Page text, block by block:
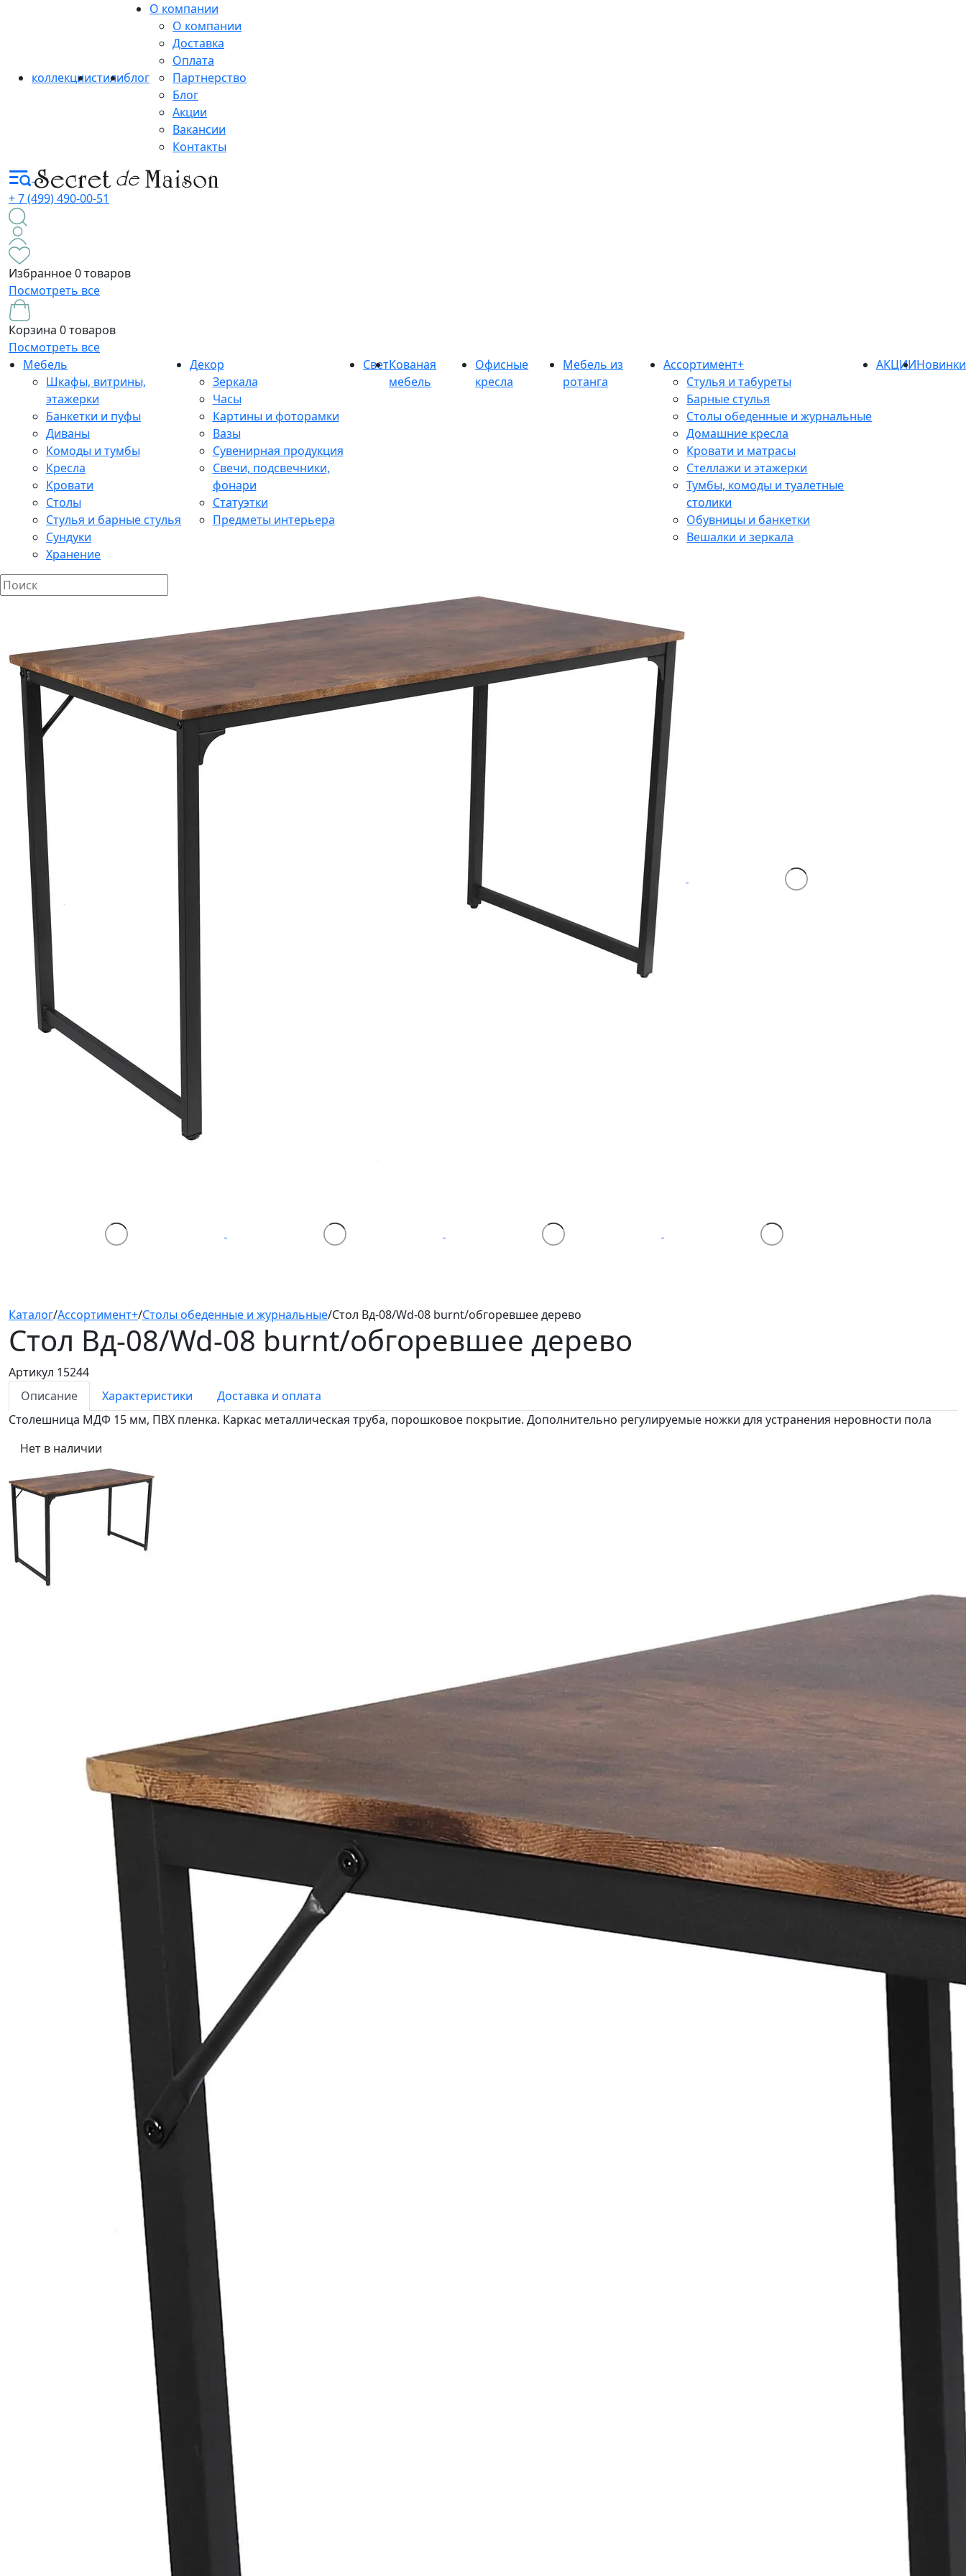
коллекциистилиблог
О компании
О компании
Доставка
Оплата
Партнерство
Блог
Акции
Вакансии
Контакты
+ 7 (499) 490-00-51
Избранное0 товаров
Посмотреть все
Корзина 0 товаров
Посмотреть все
Мебель
Шкафы, витрины,
этажерки
Банкетки и пуфы
Диваны
Комоды и тумбы
Кресла
Кровати
Столы
Стулья и барные стулья
Сундуки
Хранение
Декор
Зеркала
Часы
Картины и фоторамки
Вазы
Сувенирная продукция
Свечи, подсвечники,
фонари
Статуэтки
Предметы интерьера
СветКованая
мебель
Офисные
кресла
Мебель из
ротанга
Ассортимент+
Стулья и табуреты
Барные стулья
Столы обеденные и журнальные
Домашние кресла
Кровати и матрасы
Стеллажи и этажерки
Тумбы, комоды и туалетные
столики
Обувницы и банкетки
Вешалки и зеркала
АКЦИИНовинки
Каталог/Ассортимент+/Столы обеденные и журнальные/Стол Вд-08/Wd-08 burnt/обгоревшее дерево
Стол Вд-08/Wd-08 burnt/обгоревшее дерево
Артикул 15244
Описание
Характеристики
Доставка и оплата
Столешница МДФ 15 мм, ПВХ пленка. Каркас металлическая труба, порошковое покрытие. Дополнительно регулируемые ножки для устранения неровности пола
Нет в наличии